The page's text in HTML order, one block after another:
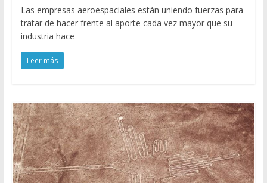
Las empresas aeroespaciales están uniendo fuerzas para
tratar de hacer frente al aporte cada vez mayor que su
industria hace
Leer más